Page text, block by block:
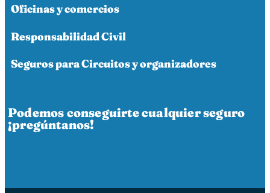
Oficinas y comercios
Responsabilidad Civil
Seguros para Circuitos y organizadores
Podemos conseguirte cualquier seguro
¡pregúntanos!